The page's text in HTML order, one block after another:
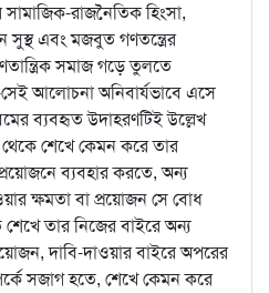
সামাজিক-রাজনৈতিক হিংসা,
সুস্থ এবং মজবুত গণতন্ত্রের
সমাজ গড়ে তুলতে
আলোচনা অনিবার্যভাবে এসে
ব্যবহৃত উদাহরণটিই উল্লেখ
শেখে কেমন করে তার
ব্যবহার করতে, অন্য
ক্ষমতা বা প্রয়োজন সে বোধ
তার নিজের বাইরে অন্য
দাবি-দাওয়ার বাইরে অপরের
সজাগ হতে, শেখে কেমন করে